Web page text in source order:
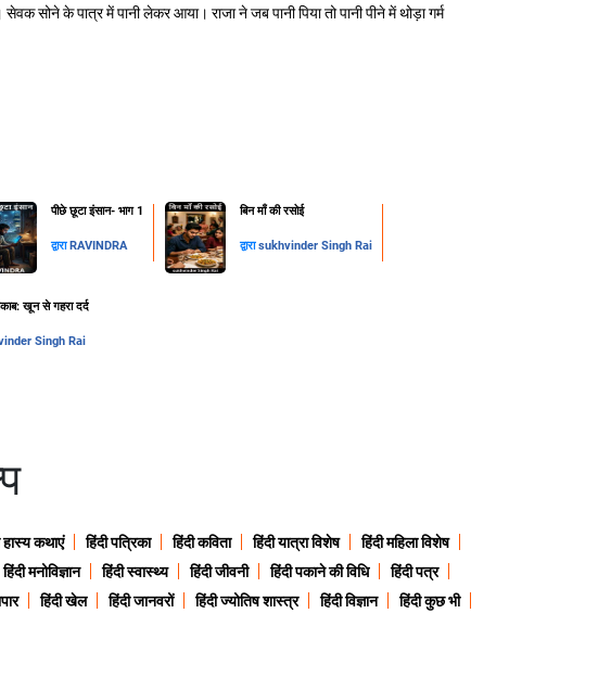
सोने के पात्र में पानी लेकर आया। राजा ने जब पानी पिया तो पानी पीने में थोड़ा गर्म
पीछे छूटा इंसान- भाग 1
द्वारा RAVINDRA
​बिन माँ की रसोई
द्वाराsukhvinder Singh Rai
खून से गहरा दर्द
Singh Rai
हास्य कथाएं हिंदी पत्रिका हिंदी कविता हिंदी यात्रा विशेष
हिंदी महिला विशेष
हिंदी मनोविज्ञान हिंदी स्वास्थ्य हिंदी जीवनी हिंदी पकाने की विधि
हिंदी पत्र
हिंदी खेल हिंदी जानवरों हिंदी ज्योतिष शास्त्र हिंदी विज्ञान
हिंदी कुछ भी